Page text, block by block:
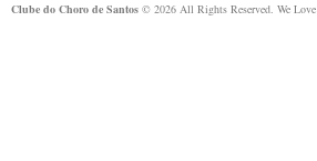
Clube do Choro de Santos © 2026 All Rights Reserved. We Love